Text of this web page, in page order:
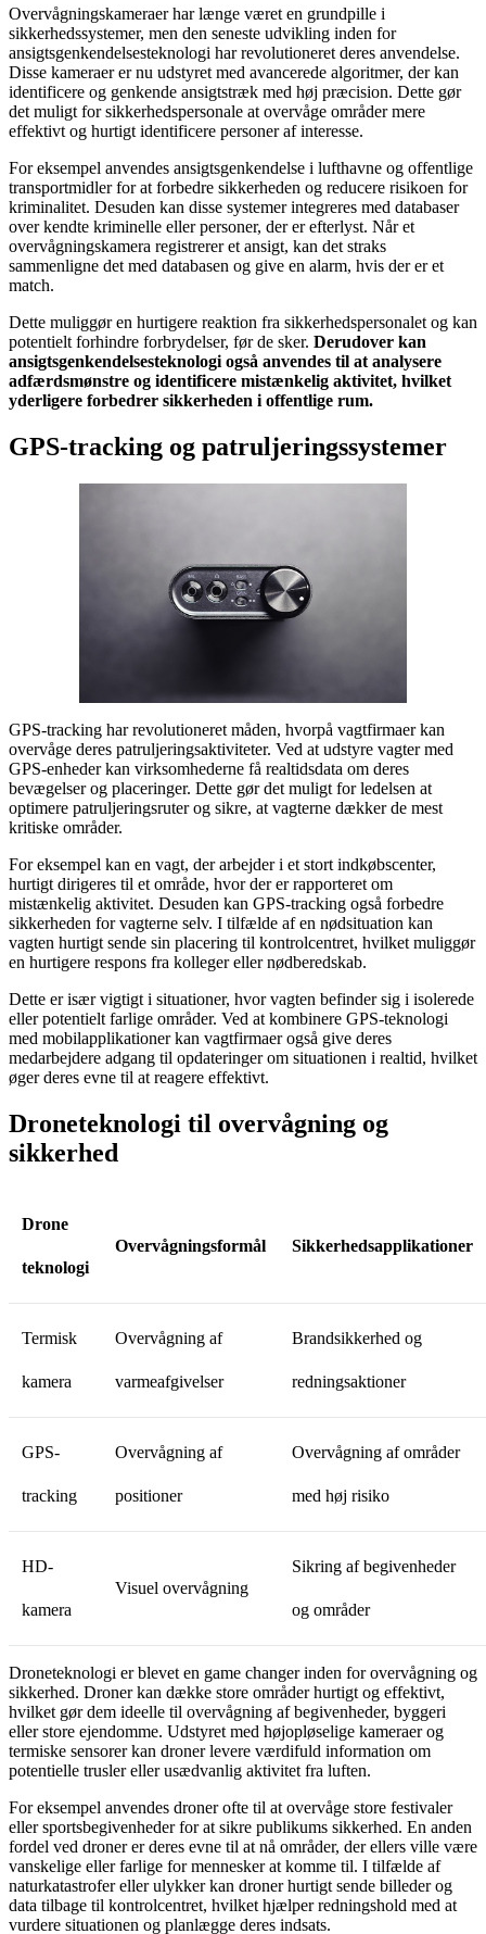
Overvågningskameraer har længe været en grundpille i
sikkerhedssystemer, men den seneste udvikling inden for
ansigtsgenkendelsesteknologi har revolutioneret deres anvendelse.
Disse kameraer er nu udstyret med avancerede algoritmer, der kan
identificere og genkende ansigtstræk med høj præcision. Dette gør
det muligt for sikkerhedspersonale at overvåge områder mere
effektivt og hurtigt identificere personer af interesse.
For eksempel anvendes ansigtsgenkendelse i lufthavne og offentlige
transportmidler for at forbedre sikkerheden og reducere risikoen for
kriminalitet. Desuden kan disse systemer integreres med databaser
over kendte kriminelle eller personer, der er efterlyst. Når et
overvågningskamera registrerer et ansigt, kan det straks
sammenligne det med databasen og give en alarm, hvis der er et
match.
Dette muliggør en hurtigere reaktion fra sikkerhedspersonalet og kan
potentielt forhindre forbrydelser, før de sker. Derudover kan
ansigtsgenkendelsesteknologi også anvendes til at analysere
adfærdsmønstre og identificere mistænkelig aktivitet, hvilket
yderligere forbedrer sikkerheden i offentlige rum.
GPS-tracking og patruljeringssystemer
GPS-tracking har revolutioneret måden, hvorpå vagtfirmaer kan
overvåge deres patruljeringsaktiviteter. Ved at udstyre vagter med
GPS-enheder kan virksomhederne få realtidsdata om deres
bevægelser og placeringer. Dette gør det muligt for ledelsen at
optimere patruljeringsruter og sikre, at vagterne dækker de mest
kritiske områder.
For eksempel kan en vagt, der arbejder i et stort indkøbscenter,
hurtigt dirigeres til et område, hvor der er rapporteret om
mistænkelig aktivitet. Desuden kan GPS-tracking også forbedre
sikkerheden for vagterne selv. I tilfælde af en nødsituation kan
vagten hurtigt sende sin placering til kontrolcentret, hvilket muliggør
en hurtigere respons fra kolleger eller nødberedskab.
Dette er især vigtigt i situationer, hvor vagten befinder sig i isolerede
eller potentielt farlige områder. Ved at kombinere GPS-teknologi
med mobilapplikationer kan vagtfirmaer også give deres
medarbejdere adgang til opdateringer om situationen i realtid, hvilket
øger deres evne til at reagere effektivt.
Droneteknologi til overvågning og
sikkerhed
Drone
teknologi
Overvågningsformål Sikkerhedsapplikationer
Termisk
kamera
Overvågning af
varmeafgivelser
Brandsikkerhed og
redningsaktioner
GPS-
tracking
Overvågning af
positioner
Overvågning af områder
med høj risiko
HD-
kamera
Visuel overvågning
Sikring af begivenheder
og områder
Droneteknologi er blevet en game changer inden for overvågning og
sikkerhed. Droner kan dække store områder hurtigt og effektivt,
hvilket gør dem ideelle til overvågning af begivenheder, byggeri
eller store ejendomme. Udstyret med højopløselige kameraer og
termiske sensorer kan droner levere værdifuld information om
potentielle trusler eller usædvanlig aktivitet fra luften.
For eksempel anvendes droner ofte til at overvåge store festivaler
eller sportsbegivenheder for at sikre publikums sikkerhed. En anden
fordel ved droner er deres evne til at nå områder, der ellers ville være
vanskelige eller farlige for mennesker at komme til. I tilfælde af
naturkatastrofer eller ulykker kan droner hurtigt sende billeder og
data tilbage til kontrolcentret, hvilket hjælper redningshold med at
vurdere situationen og planlægge deres indsats.